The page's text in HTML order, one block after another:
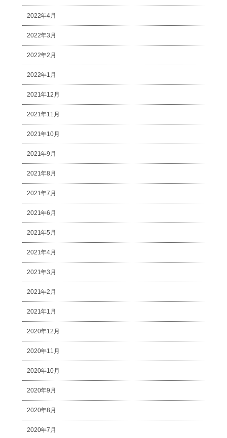
2022年4月
2022年3月
2022年2月
2022年1月
2021年12月
2021年11月
2021年10月
2021年9月
2021年8月
2021年7月
2021年6月
2021年5月
2021年4月
2021年3月
2021年2月
2021年1月
2020年12月
2020年11月
2020年10月
2020年9月
2020年8月
2020年7月